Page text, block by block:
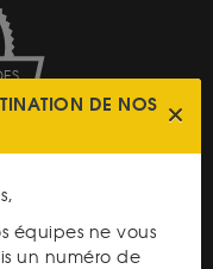
DE NOS
équipes ne vous
un numéro de